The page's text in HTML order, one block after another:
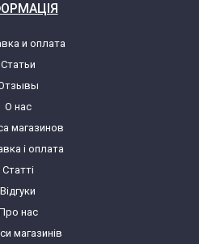
и оплата
Статьи
О нас
магазинов
і оплата
Статті
Відгуки
нас
магазинів